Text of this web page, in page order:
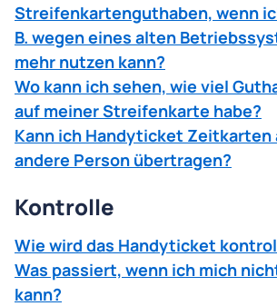
Streifenkartenguthaben, wenn
B. wegen eines alten
mehr nutzen kann?
Wo kann ich sehen, wie viel
auf meiner Streifenkarte habe?
Kann ich Handyticket Zeitkarten
andere Person übertragen?
Kontrolle
Wie wird das Handyticket
Was passiert, wenn ich mich
kann?